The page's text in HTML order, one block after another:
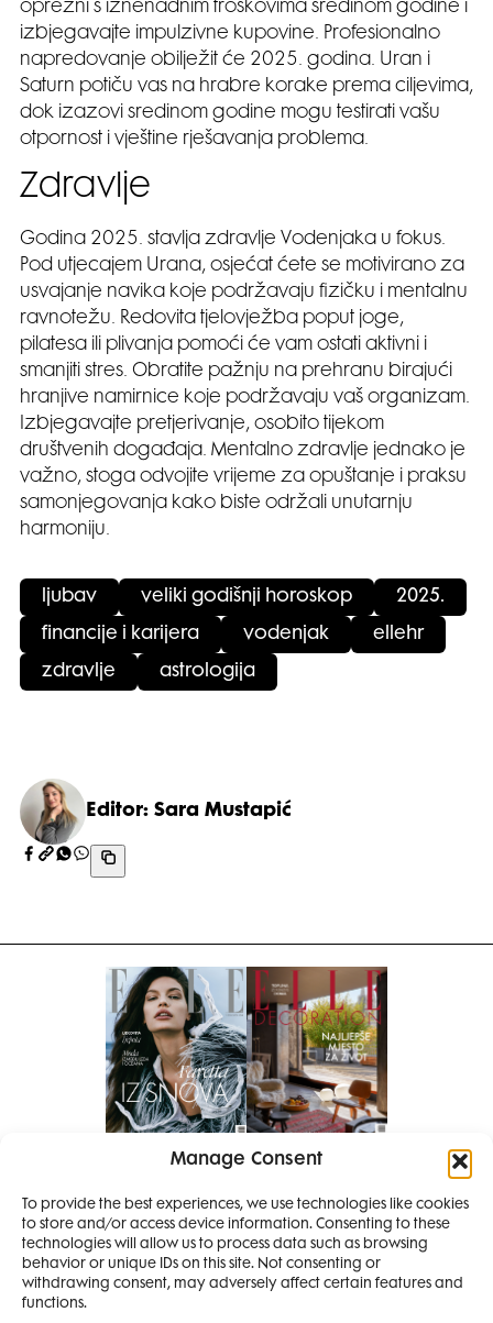
Manage Consent
To provide the best experiences, we use technologies like cookies
to store and/or access device information. Consenting to these
technologies will allow us to process data such as browsing
behavior or unique IDs on this site. Not consenting or
withdrawing consent, may adversely affect certain features and
functions.
oprezni s iznenadnim troškovima sredinom godine i
izbjegavajte impulzivne kupovine. Profesionalno
napredovanje obilježit će 2025. godina. Uran i
Saturn potiču vas na hrabre korake prema ciljevima,
dok izazovi sredinom godine mogu testirati vašu
otpornost i vještine rješavanja problema.
Zdravlje
Godina 2025. stavlja zdravlje Vodenjaka u fokus.
Pod utjecajem Urana, osjećat ćete se motivirano za
usvajanje navika koje podržavaju fizičku i mentalnu
ravnotežu. Redovita tjelovježba poput joge,
pilatesa ili plivanja pomoći će vam ostati aktivni i
smanjiti stres. Obratite pažnju na prehranu birajući
hranjive namirnice koje podržavaju vaš organizam.
Izbjegavajte pretjerivanje, osobito tijekom
društvenih događaja. Mentalno zdravlje jednako je
važno, stoga odvojite vrijeme za opuštanje i praksu
samonjegovanja kako biste održali unutarnju
harmoniju.
ljubav veliki godišnji horoskop 2025.
financije i karijera vodenjak ellehr
zdravlje astrologija
Editor: Sara Mustapić
Pretplati se na časopis
PRETPLATITE SE